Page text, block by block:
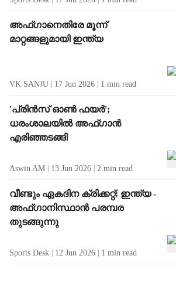
അഫ്ഗാനെതിരേ മൂന്ന്
മാറ്റങ്ങളുമായി ഇന്ത്യ
VK SANJU 17 Jun 2026 1 min read
'പ്രിൻസ് ഓൺ ഫയർ';
ധരംശാലയിൽ അഫ്ഗാൻ
എരിഞ്ഞടങ്ങി
Aswin AM 13 Jun 2026 2 min read
വീണ്ടും ഏകദിന ക്രിക്കറ്റ്: ഇന്ത്യ -
അഫ്ഗാനിസ്ഥാൻ പരമ്പര
തുടങ്ങുന്നു
Sports Desk 12 Jun 2026 1 min read